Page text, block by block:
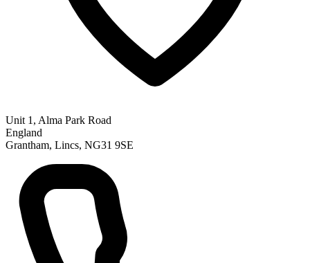
Unit 1, Alma Park Road
England
Grantham, Lincs, NG31 9SE